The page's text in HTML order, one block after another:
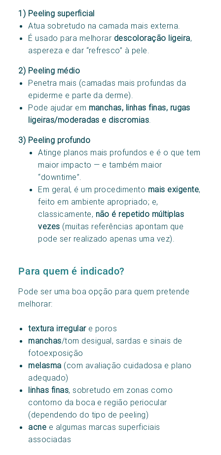
1) Peeling superficial
Atua sobretudo na camada mais externa.
É usado para melhorar descoloração ligeira,
aspereza e dar “refresco” à pele.
2) Peeling médio
Penetra mais (camadas mais profundas da
epiderme e parte da derme).
Pode ajudar em manchas, linhas finas, rugas
ligeiras/moderadas e discromias
3) Peeling profundo
Atinge planos mais profundos e é o que tem
maior impacto — e também maior
“downtime”.
Em geral, é um procedimento mais exigente,
feito em ambiente apropriado; e,
classicamente, não é repetido múltiplas
vezes (muitas referências apontam que
pode ser realizado apenas uma vez).
Para quem é indicado?
Pode ser uma boa opção para quem pretende
melhorar:
textura irregulare poros
manchas/tom desigual, sardas e sinais de
fotoexposição
melasma (com avaliação cuidadosa e plano
adequado)
linhas finas, sobretudo em zonas como
contorno da boca e região periocular
(dependendo do tipo de peeling)
acne e algumas marcas superficiais
associadas